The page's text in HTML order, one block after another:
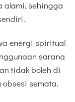
alami, sehingga
energi spiritual
sarana
tidak boleh di
semata.